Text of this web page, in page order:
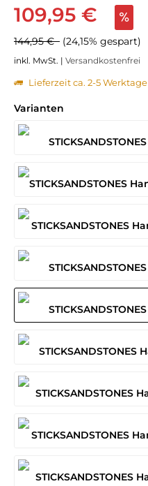
109,95 €
144,95 € (24,15% gespart)
inkl. MwSt. | Versandkostenfrei
Lieferzeit ca. 2-5 Werktage
Varianten